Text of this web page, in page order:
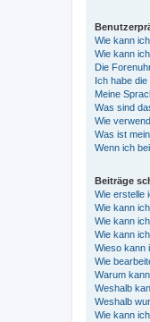
Wie kann
Wie kann
Die
Ich habe
Meine
Was sind
Wie
Was ist
Wenn ich
Beiträge
Wie erstelle
Wie kann
Wie kann
Wie kann
Wieso kann
Wie
Warum
Weshalb
Weshalb
Wie kann